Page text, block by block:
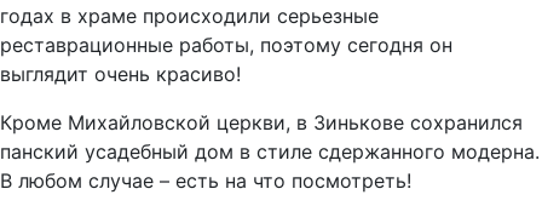
годах в храме происходили серьезные
реставрационные работы, поэтому сегодня он
выглядит очень красиво!
Кроме Михайловской церкви, в Зинькове сохранился
панский усадебный дом в стиле сдержанного модерна.
В любом случае – есть на что посмотреть!